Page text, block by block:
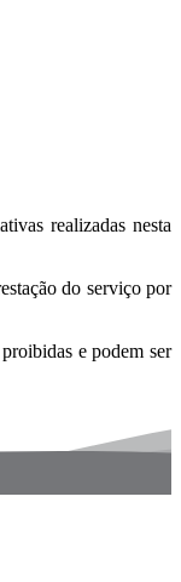
realizadas nesta
do serviço por
e podem ser